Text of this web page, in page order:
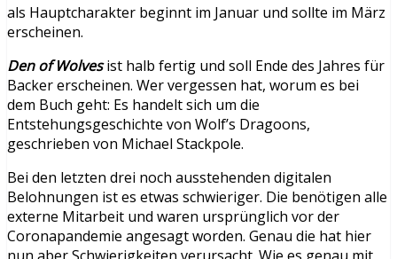
als Hauptcharakter beginnt im Januar und sollte im März
erscheinen.
Den of Wolvesist halb fertig und soll Ende des Jahres für
Backer erscheinen. Wer vergessen hat, worum es bei
dem Buch geht: Es handelt sich um die
Entstehungsgeschichte von Wolf’s Dragoons,
geschrieben von Michael Stackpole.
Bei den letzten drei noch ausstehenden digitalen
Belohnungen ist es etwas schwieriger. Die benötigen alle
externe Mitarbeit und waren ursprünglich vor der
Coronapandemie angesagt worden. Genau die hat hier